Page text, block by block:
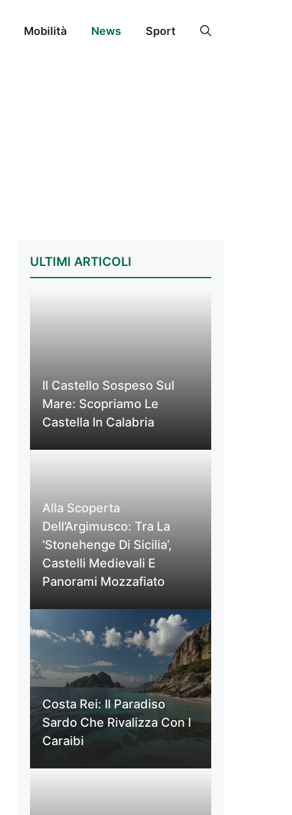
Mobilità News Sport
ULTIMI ARTICOLI
Il Castello Sospeso Sul
Mare: Scopriamo Le
Castella In Calabria
Alla Scoperta
Dell’Argimusco: Tra La
‘Stonehenge Di Sicilia’,
Castelli Medievali E
Panorami Mozzafiato
Costa Rei: Il Paradiso
Sardo Che Rivalizza Con I
Caraibi